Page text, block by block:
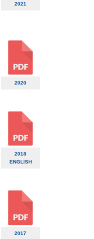
2021
2020
2018
ENGLISH
2017